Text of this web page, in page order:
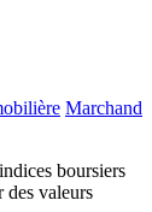
Marchand
boursiers
des valeurs